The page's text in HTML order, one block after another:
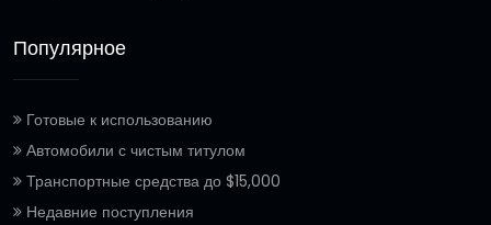
Популярное
Готовые к использованию
Автомобили с чистым титулом
Транспортные средства до $15,000
Недавние поступления